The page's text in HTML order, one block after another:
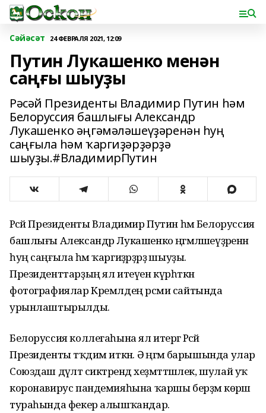
Сәйәсәт 24 ФЕВРАЛЯ 2021, 12:09
Путин Лукашенко менән
саңғы шыуҙы
Рәсәй Президенты Владимир Путин һәм
Белоруссия башлығы Александр
Лукашенко әңгәмәләшеүҙәренән һуң
саңғыла һәм ҡаргиҙәрҙәрҙә
шыуҙы.#ВладимирПутин
Рәсәй Президенты Владимир Путин һәм Белоруссия
башлығы Александр Лукашенко әңгәмәләшеүҙәренән
һуң саңғыла һәм ҡаргиҙәрҙәрҙә шыуҙы.
Президенттарҙың ял итеүен күрһәткән
фотографиялар Кремлдең рәсми сайтында
урынлаштырылды.
Белоруссия коллегаһына ял итергә Рәсәй
Президенты тәҡдим иткән. Ә әңгәмә барышында улар
Союздаш дәүләт сиктәрендә хеҙмәттәшлек, шулай уҡ
коронавирус пандемияһына ҡаршы берҙәм көрәш
тураһында фекер алышҡандар.